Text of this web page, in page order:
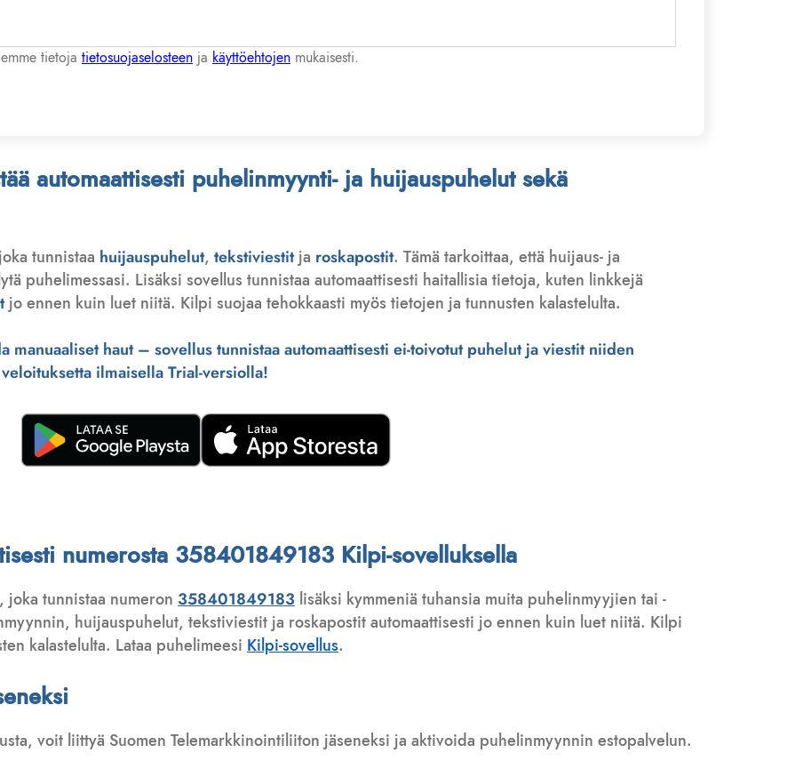
tietoja tietosuojaselosteen ja käyttöehtojen mukaisesti.
automaattisesti puhelinmyynti- ja huijauspuhelut sekä
tunnistaa huijauspuhelut, tekstiviestitja roskapostit. Tämä tarkoittaa, että huijaus- ja
puhelimessasi. Lisäksi sovellus tunnistaa automaattisesti haitallisia tietoja, kuten linkkejä
jo ennen kuin luet niitä. Kilpi suojaa tehokkaasti myös tietojen ja tunnusten kalastelulta.
manuaaliset haut – sovellus tunnistaa automaattisesti ei-toivotut puhelut ja viestit niiden
ilmaisella Trial-versiolla!
numerosta 358401849183 Kilpi-sovelluksella
joka tunnistaa numeron 358401849183 lisäksi kymmeniä tuhansia muita puhelinmyyjien tai -
huijauspuhelut, tekstiviestit ja roskapostit automaattisesti jo ennen kuin luet niitä. Kilpi
kalastelulta. Lataa puhelimeesi Kilpi-sovellus.
voit liittyä Suomen Telemarkkinointiliiton jäseneksi ja aktivoida puhelinmyynnin estopalvelun.